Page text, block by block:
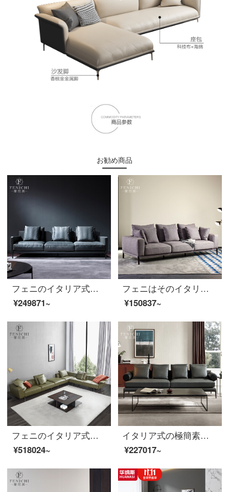
お勧め商品
フェニのイタリア式極簡頭階牛のソファグレーの客間3人羽毛現代イタリア皮ソファ【全本革】Firenzeシリーズ3人
¥249871~
フェニはそのイタリア式の極簡単な布芸のソファーの後で近代的な大きい家型の客間の煙は色の実木の柔らかい包みの3人の位をいぶします。
¥150837~
フェニのイタリア式の極簡頭層牛革の大回転角ソファーL型の本革大型戸型別荘は軽奢なハイエンド客間家具の輸入ヘッド層牛革のソファです。
¥518024~
イタリア式の極簡素な頭層の牛皮ソファ黒の3人の羽毛の真皮は現代でシンプルで高級な客間の家具のイタリア式は極簡単です。
¥227017~